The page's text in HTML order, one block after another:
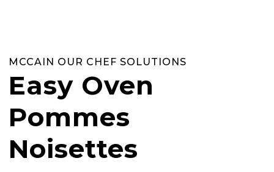
MCCAIN OUR CHEF SOLUTIONS
Easy Oven
Pommes
Noisettes